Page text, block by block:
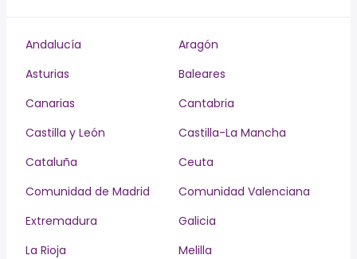
Andalucía
Aragón
Asturias
Baleares
Canarias
Cantabria
Castilla y León
Castilla-La Mancha
Cataluña
Ceuta
Comunidad de Madrid
Comunidad Valenciana
Extremadura
Galicia
La Rioja
Melilla